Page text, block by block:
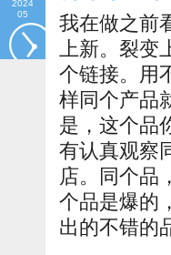
2024
05
我在做之前
上新。裂变
个链接。用
样同个产品
是，这个品
有认真观察
店。同个品
个品是爆的
出的不错的